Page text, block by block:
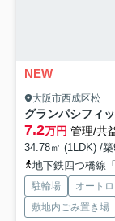
NEW
大阪市西成区松
グランパシフィ
7.2万円 管理/共
34.78㎡ (1LDK) /
地下鉄四つ橋線
駐輪場 オート
敷地内ごみ置き場